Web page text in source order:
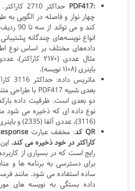
:PDF417 حداکثر 2710 کاراکتر. الگوی بارکد PDF417
کند و می تواند از سه تا 90 ردیف باشد. بارکد
انواع نویسه‌های چندگانه
داده‌های مختلف بر اساس نوع
باینری (۱۱۰۸ نویسه).
بعدی شبیه PDF417
با طراحی
دو بعدی است. ظرفیت داده
نوع داده ای که ذخیره می شود
(3116)، عددی آلفا (2335) و باینری (1556)
QR کد: مخفف عبارت
کاراکتر در خود ذخیره می کند.
رایج است که در بسیاری از
برای دسترسی به برنامه ها و
ساده استفاده می شود. مانند
داده بستگی به نویسه های